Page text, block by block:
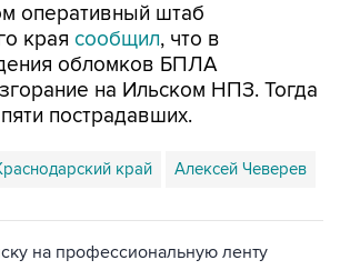
оперативный штаб
края сообщил, что в
обломков БПЛА
на Ильском НПЗ. Тогда
пострадавших.
край Алексей Чеверев
на профессиональную ленту